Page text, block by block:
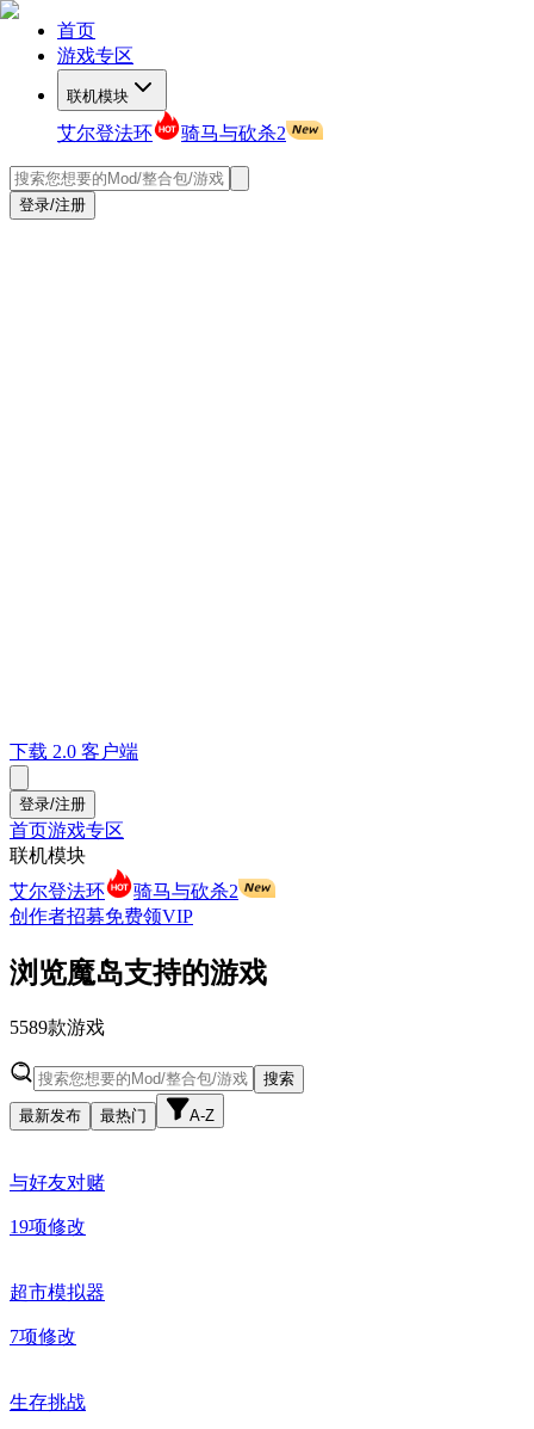
首页
游戏专区
联机模块
艾尔登法环 骑马与砍杀2
登录/注册
下载 2.0 客户端
登录/注册
首页游戏专区
联机模块
艾尔登法环
骑马与砍杀2
创作者招募免费领VIP
浏览魔岛支持的游戏
5589款游戏
搜索
最新发布 最热门 A-Z
与好友对赌
19项修改
超市模拟器
7项修改
生存挑战